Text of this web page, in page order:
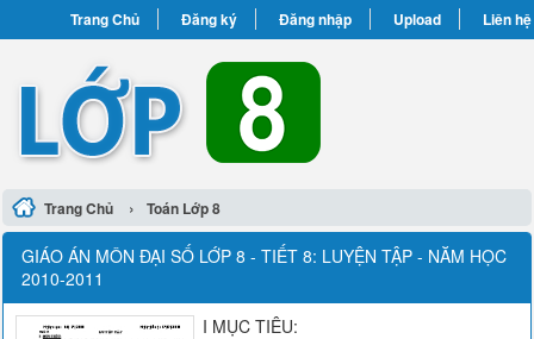
Trang Chủ Đăng ký Đăng nhập Upload Liên hệ
Trang Chủ › Toán Lớp 8
GIÁO ÁN MÔN ĐẠI SỐ LỚP 8 - TIẾT 8: LUYỆN TẬP - NĂM HỌC
2010-2011
I MỤC TIÊU: